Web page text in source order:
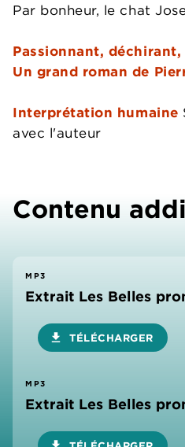
Par bonheur, le chat
Passionnant,
Un grand roman de
Interprétation humaine
avec l'auteur
Contenu
MP3
Extrait Les Belles
download TÉLÉCHARGER
MP3
Extrait Les Belles